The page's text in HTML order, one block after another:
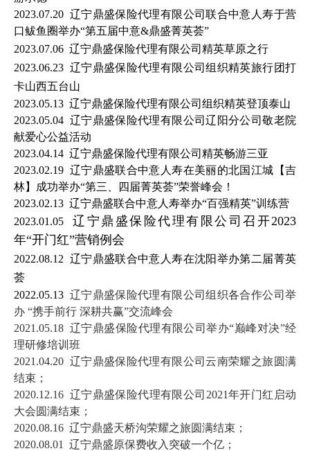
2023.07.20 辽宁鼎盛保险代理有限公司联合中意人寿于营
口鲅鱼圈举办“第五届中意&鼎盛菁英荟”
2023.07.06 辽宁鼎盛保险代理有限公司 精英草原之行
2023.06.23 辽宁鼎盛保险代理有限公司组织精英旅行团打
卡山西五台山
2023.05.13 辽宁鼎盛保险代理有限公司组织精英登顶泰山
2023.05.04 辽宁鼎盛保险代理有限公司辽阳分公司敬老院
献爱心公益活动
2023.04.14 辽宁鼎盛保险代理有限公司精英畅游三亚
2023.02.19 辽宁鼎盛联合中意人寿在美丽的北国江城【吉
林】成功举办“第三、四届菁英荟”荣誉峰会！
2023.02.13 辽宁鼎盛联合中意人寿举办“百强精英”训练营
2023.01.05
辽宁鼎盛保险代理有限公司召开2023
年“开门红”营销例会
2022.08.12 辽宁鼎盛联合中意人寿在沈阳举办第二届菁英
荟
2022.05.13 辽宁鼎盛保险代理有限公司组织各合作公司举
办 “携手前行 深耕共赢”交流峰会
2021.05.18 辽宁鼎盛保险代理有限公司举办“巅峰对决”经
理研修培训班
2021.04.20 辽宁鼎盛保险代理有限公司云南荣耀之旅圆满
结束；
2020.12.16 辽宁鼎盛保险代理有限公司2021年开门红启动
大会圆满结束；
2020.08.16 辽宁鼎盛天桥沟荣耀之旅圆满结束；
2020.08.01 辽宁鼎盛原保费收入突破一个亿；